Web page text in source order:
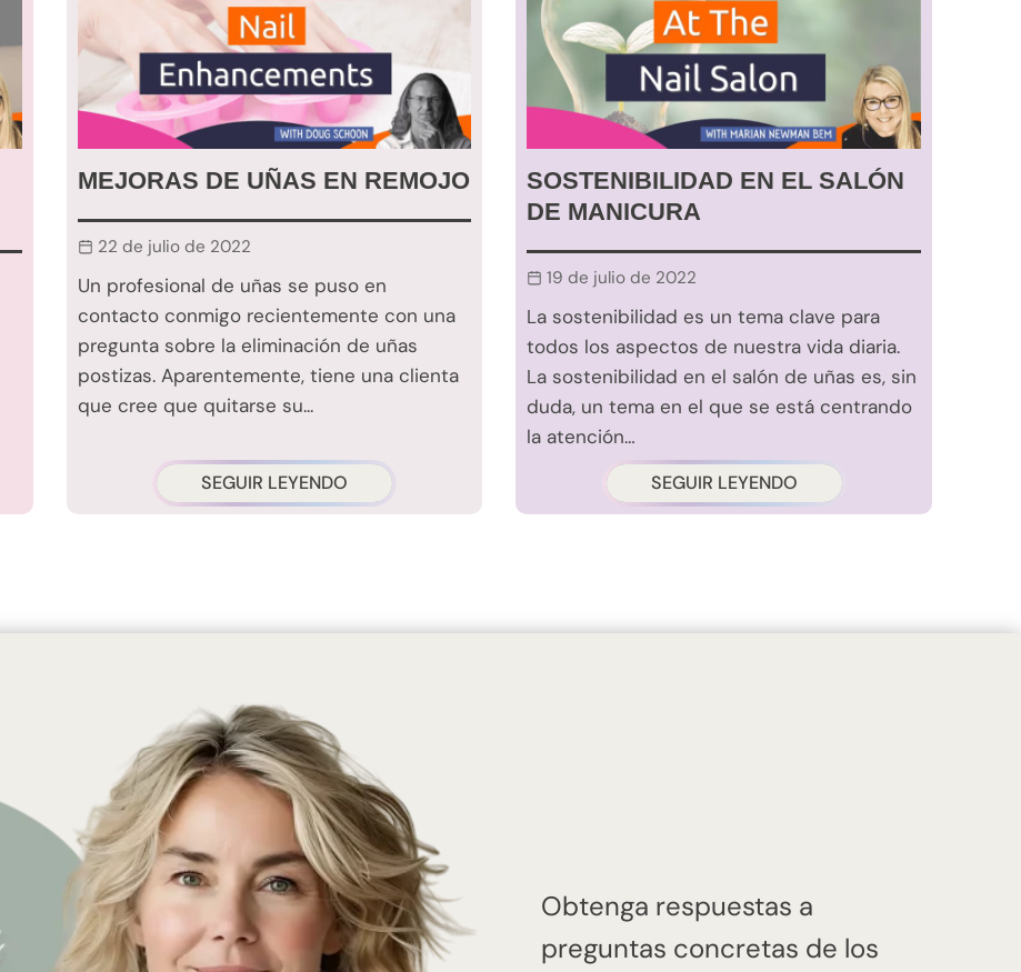
MEJORAS DE UÑAS EN REMOJO
22 de julio de 2022
Un profesional de uñas se puso en
contacto conmigo recientemente con una
pregunta sobre la eliminación de uñas
postizas. Aparentemente, tiene una clienta
que cree que quitarse su...
SEGUIR LEYENDO
SOSTENIBILIDAD EN EL SALÓN
DE MANICURA
19 de julio de 2022
La sostenibilidad es un tema clave para
todos los aspectos de nuestra vida diaria.
La sostenibilidad en el salón de uñas es, sin
duda, un tema en el que se está centrando
la atención…
SEGUIR LEYENDO
Obtenga respuestas a
preguntas concretas de los